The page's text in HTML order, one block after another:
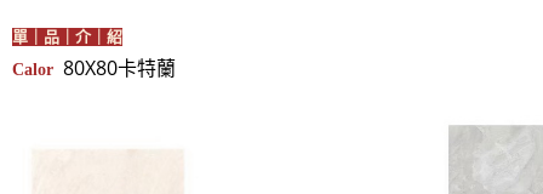
單｜品｜介｜紹
Calor 80X80卡特蘭